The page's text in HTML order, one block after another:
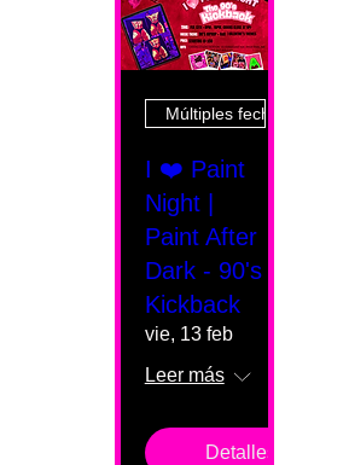
Múltiples fechas
I ❤️ Paint
Night |
Paint After
Dark - 90's
Kickback
vie, 13 feb
Leer más
Detalles